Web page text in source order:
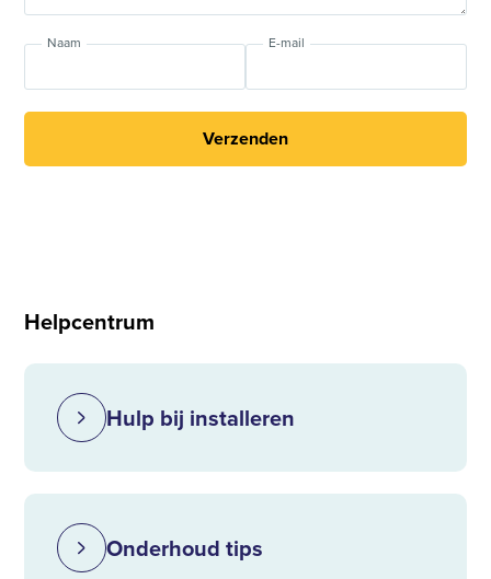
Naam E-mail
Verzenden
Helpcentrum
Hulp bij installeren
Onderhoud tips